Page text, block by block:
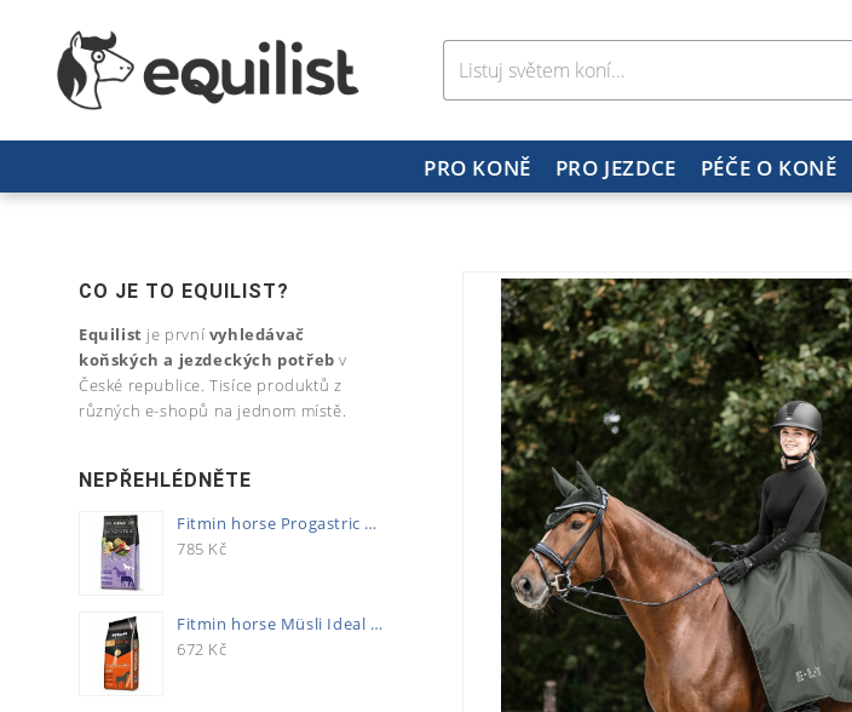
PRO KONĚ PRO JEZDCE PÉČE O KONĚ
CO JE TO EQUILIST?
Equilist je první vyhledávač
koňských a jezdeckých potřeb v
České republice. Tisíce produktů z
různých e-shopů na jednom místě.
NEPŘEHLÉDNĚTE
Fitmin horse Progastric 20kg
785 Kč
Fitmin horse Müsli Ideal 20kg
672 Kč